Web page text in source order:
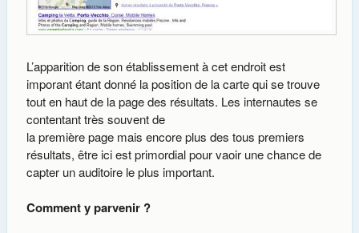
L’apparition de son établissement à cet endroit est
imporant étant donné la position de la carte qui se trouve
tout en haut de la page des résultats. Les internautes se
contentant très souvent de
la première page mais encore plus des tous premiers
résultats, être ici est primordial pour vaoir une chance de
capter un auditoire le plus important.
Comment y parvenir ?